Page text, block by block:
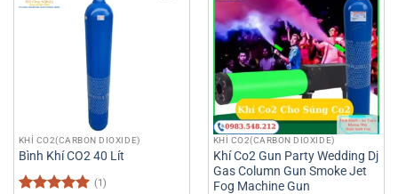
KHÍ CO2(CARBON DIOXIDE)
Bình Khí CO2 40 Lít
(1)
KHÍ CO2(CARBON DIOXIDE)
Khí Co2 Gun Party Wedding Dj
Gas Column Gun Smoke Jet
Fog Machine Gun